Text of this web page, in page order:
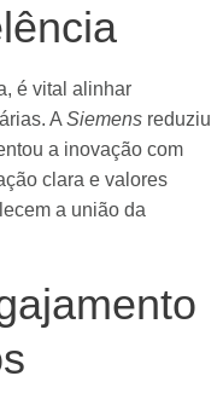
é vital alinhar
A Siemens reduziu
a inovação com
clara e valores
a união da